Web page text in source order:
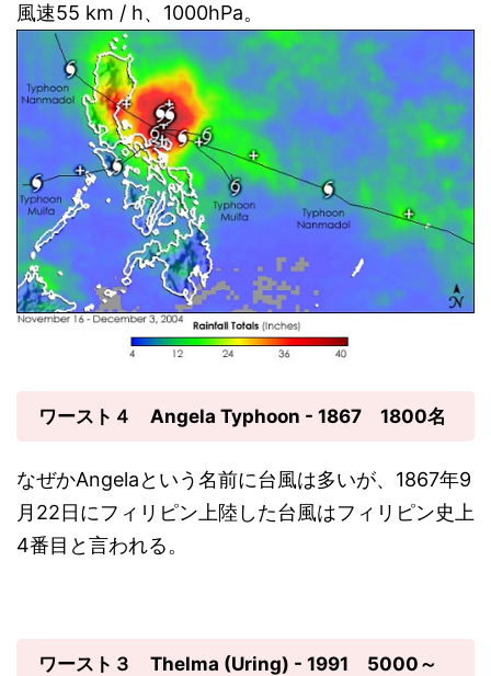
風速55 km / h、1000hPa。
ワースト４ Angela Typhoon - 1867 1800名
なぜかAngelaという名前に台風は多いが、1867年9
月22日にフィリピン上陸した台風はフィリピン史上
4番目と言われる。
ワースト３ Thelma (Uring) - 1991 5000～